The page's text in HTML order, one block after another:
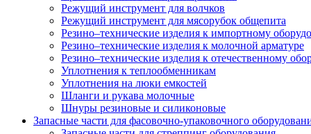
Режущий инструмент для волчков
Режущий инструмент для мясорубок общепита
Резино–технические изделия к импортному
Резино–технические изделия к молочной арматуре
Резино–технические изделия к отечественному
Уплотнения к теплообменникам
Уплотнения на люки емкостей
Шланги и рукава молочные
Шнуры резиновые и силиконовые
Запасные части для фасовочно-упаковочного